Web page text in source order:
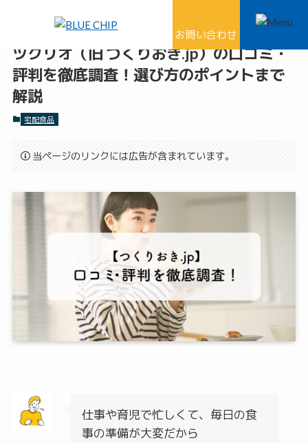
お問い合わせ
ツクリオ（旧 つくりおき.jp）の口コミ・
評判を徹底調査！選び方のポイントまで
解説
宅配食品
当ページのリンクには広告が含まれています。
仕事や育児で忙しくて、毎日の食
事の準備が大変だから